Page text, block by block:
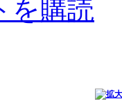
を購読